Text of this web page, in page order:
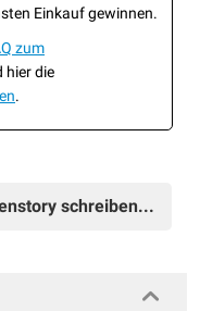
Einkauf gewinnen.
zum
hier die
.
schreiben...